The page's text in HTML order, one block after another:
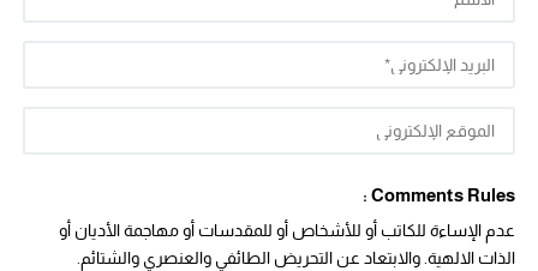
Comments Rules :
عدم الإساءة للكاتب أو للأشخاص أو للمقدسات أو مهاجمة الأديان أو
الذات الالهية. والابتعاد عن التحريض الطائفي والعنصري والشتائم.